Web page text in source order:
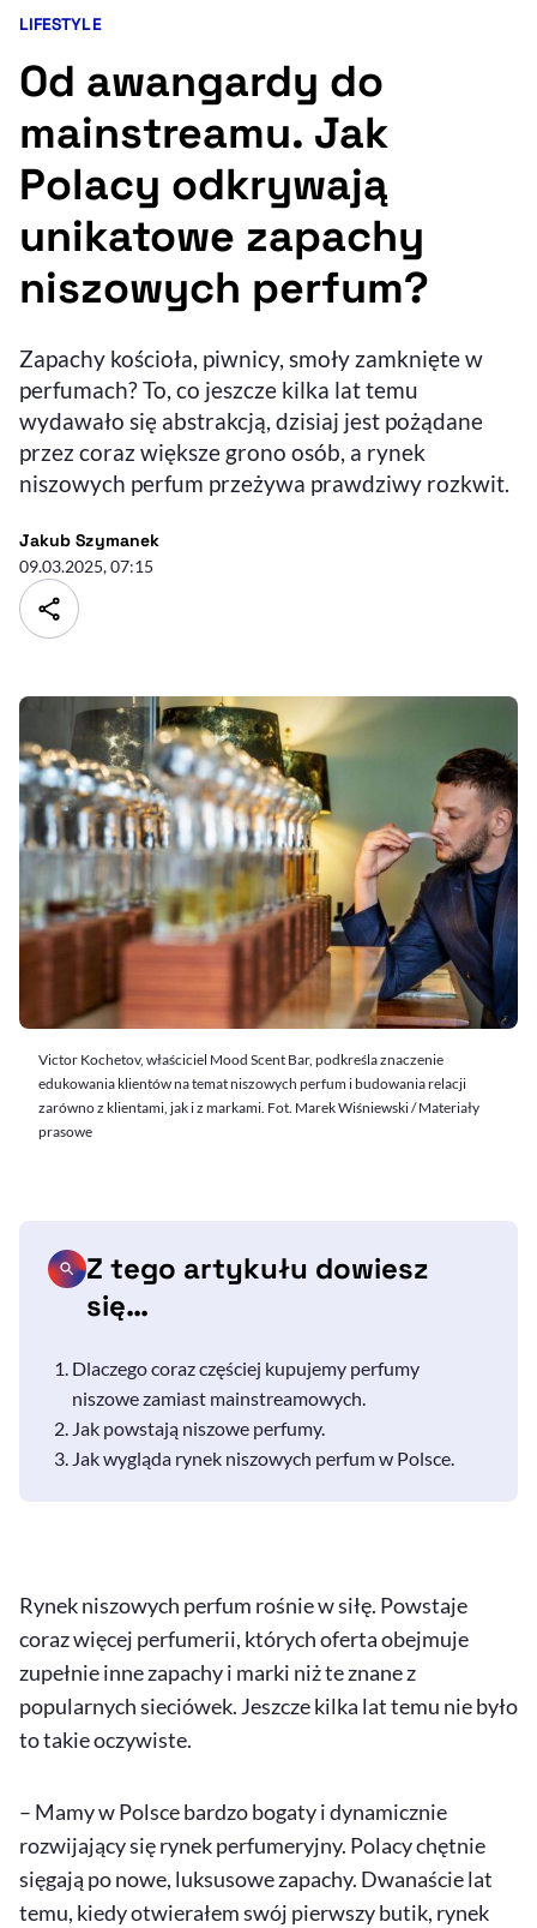
Ułatwienia dostępności wspierają:
Sprawdź, jak i dlaczego zwiększamy dostępność , otwiera się w nowym
Deklaracja dostępności , otwiera się w nowym oknie
Zgłoś problem
, otwiera się w
Kategoria artykułu:
LIFESTYLE
Od awangardy do
mainstreamu. Jak
Polacy odkrywają
unikatowe zapachy
niszowych perfum?
Zapachy kościoła, piwnicy, smoły zamknięte w
perfumach? To, co jeszcze kilka lat temu
wydawało się abstrakcją, dzisiaj jest pożądane
przez coraz większe grono osób, a rynek
niszowych perfum przeżywa prawdziwy rozkwit.
Jakub Szymanek- autor artykułu - profil
09.03.2025, 07:15
Victor Kochetov, właściciel Mood Scent Bar, podkreśla znaczenie
edukowania klientów na temat niszowych perfum i budowania relacji
zarówno z klientami, jak i z markami. Fot. Marek Wiśniewski / Materiały
prasowe
Z tego artykułu dowiesz
się…
Dlaczego coraz częściej kupujemy perfumy
niszowe zamiast mainstreamowych.
Jak powstają niszowe perfumy.
Jak wygląda rynek niszowych perfum w Polsce.
Rynek niszowych perfum rośnie w siłę. Powstaje
coraz więcej perfumerii, których oferta obejmuje
zupełnie inne zapachy i marki niż te znane z
popularnych sieciówek. Jeszcze kilka lat temu nie było
to takie oczywiste.
– Mamy w Polsce bardzo bogaty i dynamicznie
rozwijający się rynek perfumeryjny. Polacy chętnie
sięgają po nowe, luksusowe zapachy. Dwanaście lat
temu, kiedy otwierałem swój pierwszy butik, rynek